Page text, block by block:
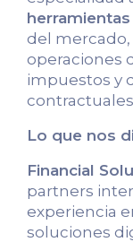
del
operaciones
impuestos y
Lo que nos
Financial
partners
experiencia
soluciones